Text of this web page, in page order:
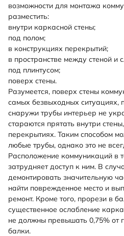
возможности для монтажа
разместить:
внутри каркасной стены;
под полом;
в конструкциях перекрытий;
в пространстве между стеной и
под плинтусом;
поверх стены.
Разумеется, поверх стены
самых безвыходных ситуациях,
снаружи трубы интерьер не
стараются прятать внутри
перекрытиях. Таким способом
любые трубы, однако это не
Расположение коммуникаций в
затрудняет доступ к ним. В
демонтировать значительную
найти поврежденное место и
ремонт. Кроме того, прорези в
существенное ослабление
не должны превышать 0,75% от
балки.